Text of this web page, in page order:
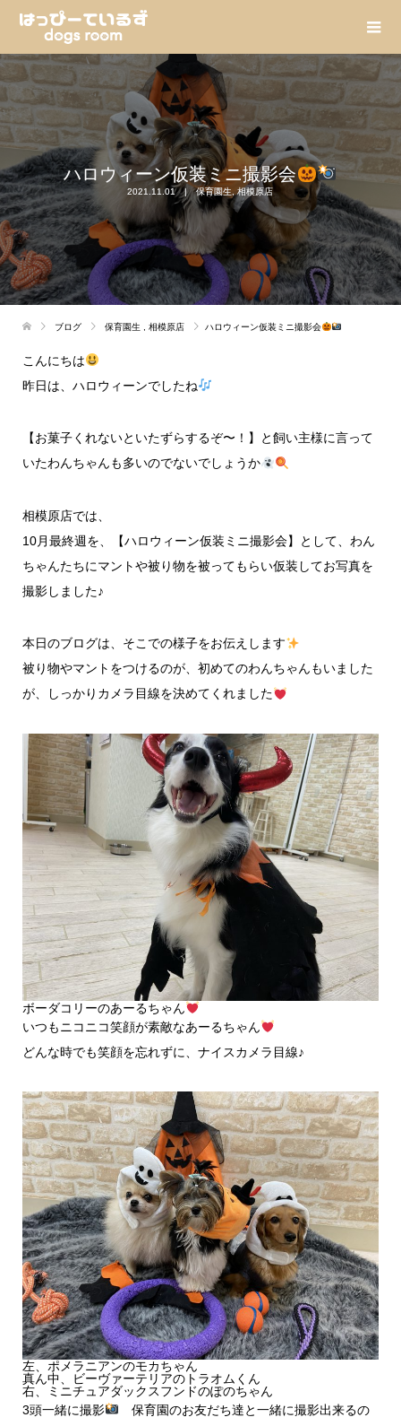
ハロウィーン仮装ミニ撮影会
2021.11.01 保育園生 ,相模原店
ブログ 保育園生 相模原店 ハロウィーン仮装ミニ撮影会
こんにちは
昨日は、ハロウィーンでしたね
【お菓子くれないといたずらするぞ〜！】と飼い主様に言って
いたわんちゃんも多いのでないでしょうか
相模原店では、
10月最終週を、【ハロウィーン仮装ミニ撮影会】として、わん
ちゃんたちにマントや被り物を被ってもらい仮装してお写真を
撮影しました♪
本日のブログは、そこでの様子をお伝えします
被り物やマントをつけるのが、初めてのわんちゃんもいました
が、しっかりカメラ目線を決めてくれました
ボーダコリーのあーるちゃん
いつもニコニコ笑顔が素敵なあーるちゃん
どんな時でも笑顔を忘れずに、ナイスカメラ目線♪
左、ポメラニアンのモカちゃん
真ん中、ビーヴァーテリアのトラオムくん
右、ミニチュアダックスフンドのぽのちゃん
3頭一緒に撮影
保育園のお友だち達と一緒に撮影出来るの